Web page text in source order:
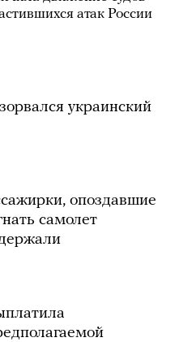
атак России
украинский
опоздавшие
самолет